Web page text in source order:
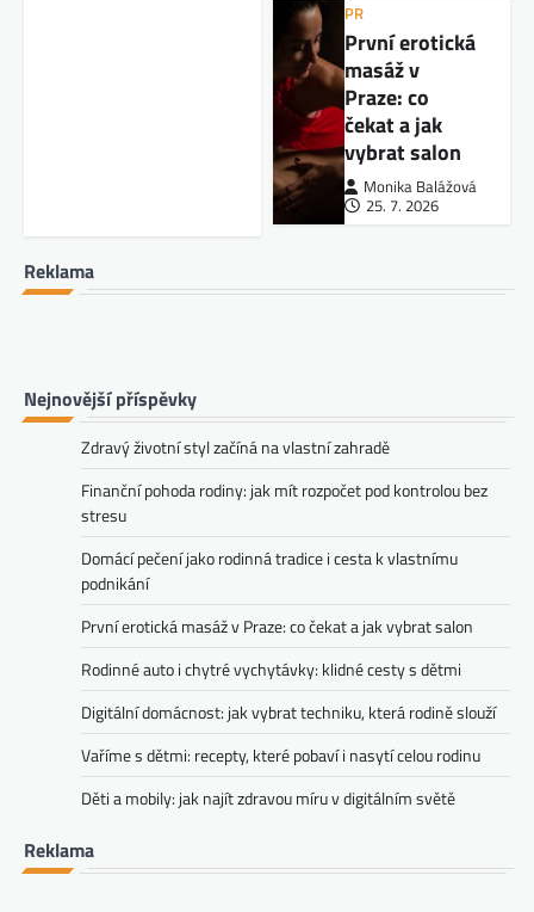
PR
První erotická
masáž v
Praze: co
čekat a jak
vybrat salon
Monika Balážová
25. 7. 2026
Reklama
Nejnovější příspěvky
Zdravý životní styl začíná na vlastní zahradě
Finanční pohoda rodiny: jak mít rozpočet pod kontrolou bez
stresu
Domácí pečení jako rodinná tradice i cesta k vlastnímu
podnikání
První erotická masáž v Praze: co čekat a jak vybrat salon
Rodinné auto i chytré vychytávky: klidné cesty s dětmi
Digitální domácnost: jak vybrat techniku, která rodině slouží
Vaříme s dětmi: recepty, které pobaví i nasytí celou rodinu
Děti a mobily: jak najít zdravou míru v digitálním světě
Reklama